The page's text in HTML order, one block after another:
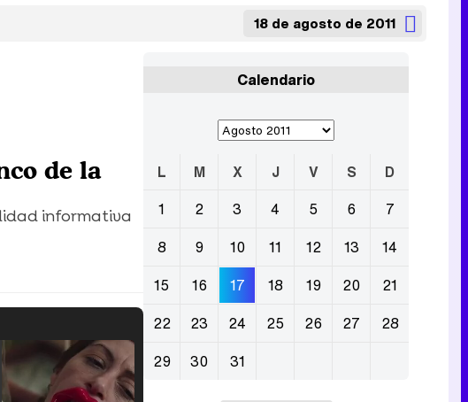
18 de agosto de 2011
de la
informativa
Calendario
L M X J V S
D
1
2 3 4 5 6
7
8
9 10 11 12 13
14
15
16 17 18 19 20
21
22
23 24 25 26 27
28
29
30 31